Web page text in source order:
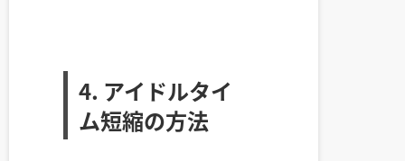
4. アイドルタイ
ム短縮の方法